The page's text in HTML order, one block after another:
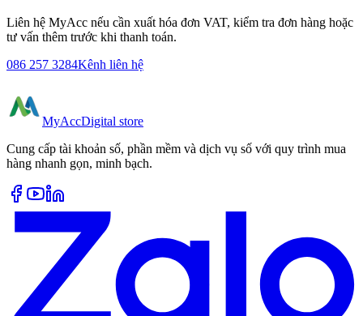
Liên hệ MyAcc nếu cần xuất hóa đơn VAT, kiểm tra đơn hàng hoặc
tư vấn thêm trước khi thanh toán.
086 257 3284Kênh liên hệ
MyAccDigital store
Cung cấp tài khoản số, phần mềm và dịch vụ số với quy trình mua
hàng nhanh gọn, minh bạch.